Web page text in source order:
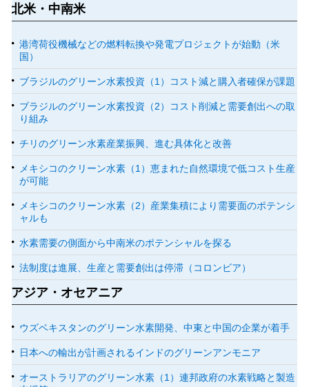
北米・中南米
港湾荷役機械などの燃料転換や発電プロジェクトが始動（米
国）
ブラジルのグリーン水素投資（1）コスト減と購入者確保が課題
ブラジルのグリーン水素投資（2）コスト削減と需要創出への取
り組み
チリのグリーン水素産業振興、進む具体化と改善
メキシコのクリーン水素（1）恵まれた自然環境で低コスト生産
が可能
メキシコのクリーン水素（2）産業集積により需要面のポテンシ
ャルも
水素需要の側面から中南米のポテンシャルを探る
法制度は進展、生産と需要創出は停滞（コロンビア）
アジア・オセアニア
ウズベキスタンのグリーン水素開発、中東と中国の企業が着手
日本への輸出が計画されるインドのグリーンアンモニア
オーストラリアのグリーン水素（1）連邦政府の水素戦略と製造